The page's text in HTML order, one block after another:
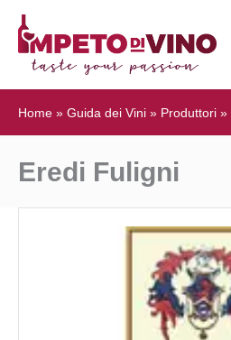
Home » Guida dei Vini » Produttori »
Eredi Fuligni